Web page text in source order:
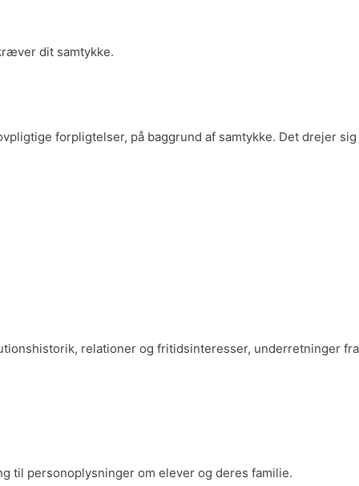
dit samtykke.
forpligtelser, på baggrund af samtykke. Det drejer sig
relationer og fritidsinteresser, underretninger fra
til personoplysninger om elever og deres familie.